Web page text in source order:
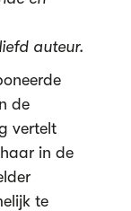
auteur.
de
vertelt
in de
te